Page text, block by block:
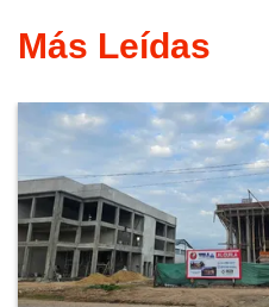
Más Leídas